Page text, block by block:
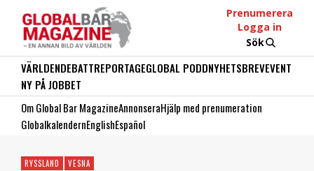
Prenumerera
Logga in
Sök
VÄRLDENDEBATTREPORTAGEGLOBAL PODDNYHETSBREVEVENT
NY PÅ JOBBET
Om Global Bar MagazineAnnonseraHjälp med prenumeration
GlobalkalendernEnglishEspañol
RYSSLAND VESNA